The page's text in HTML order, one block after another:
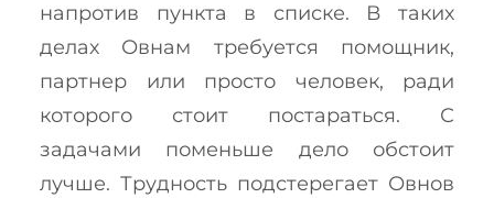
напротив пункта в списке. В таких
делах Овнам требуется помощник,
партнер или просто человек, ради
которого стоит постараться. С
задачами поменьше дело обстоит
лучше. Трудность подстерегает Овнов